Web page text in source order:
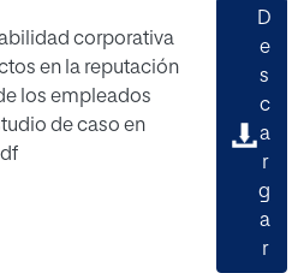
corporativa
en la reputación
los empleados
de caso en
D
e
s
c
a
r
g
a
r